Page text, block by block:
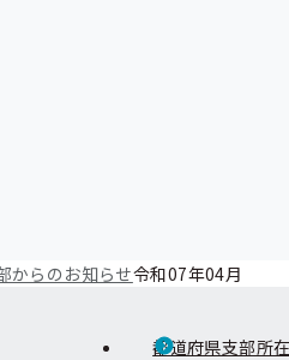
からのお知らせ令和07年04月
都道府県支部所